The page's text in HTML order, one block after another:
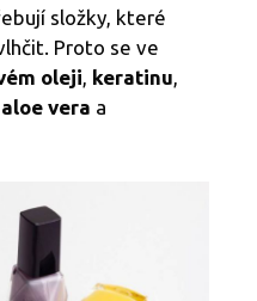
složky, které
Proto se ve
oleji, keratinu,
aloe vera a